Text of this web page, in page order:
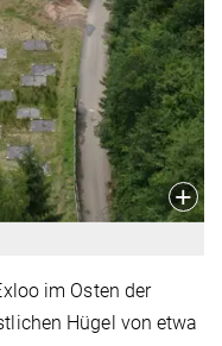
im Osten der
Hügel von etwa